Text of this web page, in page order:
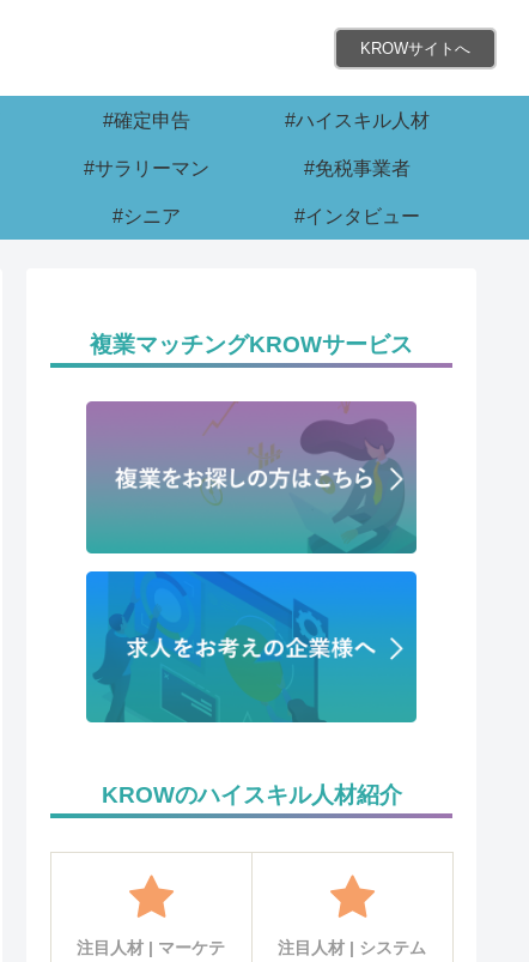
KROWサイトへ
#確定申告 #ハイスキル人材
#サラリーマン #免税事業者
#シニア #インタビュー
複業マッチングKROWサービス
KROWのハイスキル人材紹介
注目人材 | マーケテ
注目人材 | システム